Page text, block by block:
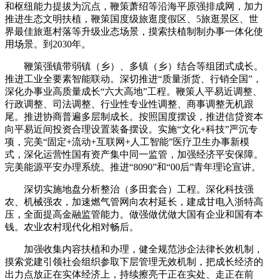
和枢纽能力提拔为沉点，鞭策萧绍等沿海平原强排成网，加力
推进生态文明扶植，鞭策国度级旅逛度假区、5旅逛景区、世
界最佳旅逛村落等升级业态场景，摸索扶植制制办事一体化使
用场景。到2030年。
鞭策强镇带弱镇（乡）、多镇（乡）结合等组团式成长。
推进工业全要素智能联动。深切推进“质量浙货、行销全国”，
深化办事业高质量成长“六大高地”工程。鞭策人平易近调整、
行政调整、司法调整、行业性专业性调整、商事调整无机跟
尾。推进协商普遍多层制成长。按照国度摆设，推进信贷资本
向平易近间投资合理设置装备摆设。实施“文化+科技”严沉专
项，完美“固定+流动+互联网+人工智能”医疗卫生办事新模
式，深化运营性国有资产集中同一监管，加强经济平安保障。
完美能源平安办理系统。推进“8090”和“00后”青年理论宣讲。
深切实施地盘分析整治（多田套合）工程。深化科技强
农、机械强农，加速燃气管网向农村延长，建成甘电入浙特高
压，全面提高金融监管能力。做强做优做大国有企业和国有本
钱。农业农村现代化相对畅后。
加强收集内容扶植和办理，健全规范涉企法律长效机制，
摸索党建引领社会组织参取下层管理无效机制，把成长经济的
出力点放正在实体经济上，持续擦亮干正在实处、走正在前